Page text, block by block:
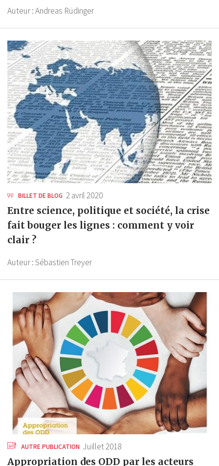
Auteur :Andreas Rüdinger
BILLET DE BLOG 2 avril 2020
Entre science, politique et société, la crise
fait bouger les lignes : comment y voir
clair ?
Auteur :Sébastien Treyer
AUTRE PUBLICATION Juillet 2018
Appropriation des ODD par les acteurs